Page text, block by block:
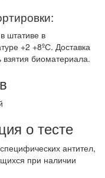
штативе в
+2 +8ºС. Доставка
биоматериала.
о тесте
антител,
при наличии